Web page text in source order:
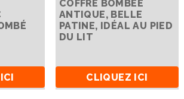
COFFRE BOMBÉE
ANTIQUE, BELLE
PATINE, IDÉAL AU PIED
DU LIT
CLIQUEZ ICI